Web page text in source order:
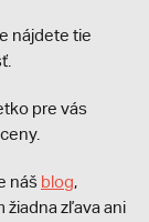
nájdete tie
pre vás
náš blog,
žiadna zľava ani